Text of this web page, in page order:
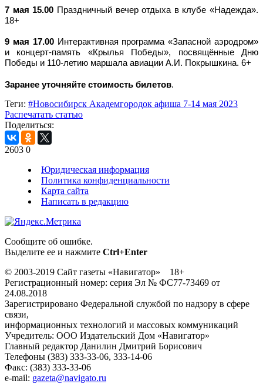
7 мая 15.00 Праздничный вечер отдыха в клубе «Надежда».
18+
9 мая 17.00Интерактивная программа «Запасной аэродром»
и концерт-память «Крылья Победы», посвящённые Дню
Победы и 110-летию маршала авиации А.И. Покрышкина. 6+
Заранее уточняйте стоимость билетов.
Теги: #Новосибирск Академгородок афиша 7-14 мая 2023
Распечатать статью
Поделиться:
2603 0
Юридическая информация
Политика конфиденциальности
Карта сайта
Написать в редакцию
Сообщите об ошибке.
Выделите ее и нажмите Ctrl+Enter
© 2003-2019 Сайт газеты «Навигатор» 18+
Регистрационный номер: серия Эл № ФС77-73469 от
24.08.2018
Зарегистрировано Федеральной службой по надзору в сфере
связи,
информационных технологий и массовых коммуникаций
Учредитель: ООО Издательский Дом «Навигатор»
Главный редактор Данилин Дмитрий Борисович
Телефоны (383) 333-33-06, 333-14-06
Факс: (383) 333-33-06
e-mail: gazeta@navigato.ru